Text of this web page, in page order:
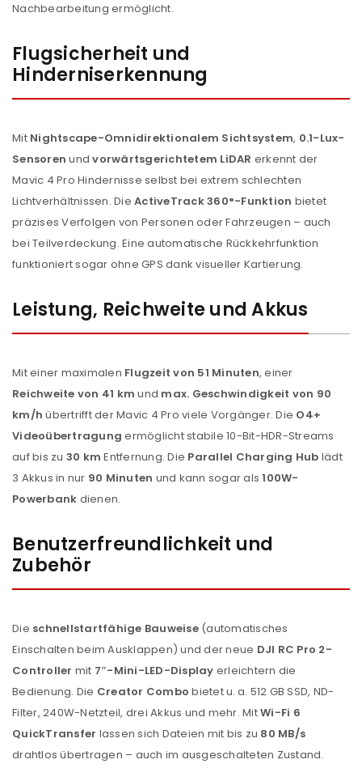
Nachbearbeitung ermöglicht.
Flugsicherheit und
Hinderniserkennung
Mit Nightscape-Omnidirektionalem Sichtsystem, 0.1-Lux-
Sensoren undvorwärtsgerichtetem LiDAR erkennt der
Mavic 4 Pro Hindernisse selbst bei extrem schlechten
Lichtverhältnissen. Die ActiveTrack 360°-Funktion bietet
präzises Verfolgen von Personen oder Fahrzeugen – auch
bei Teilverdeckung. Eine automatische Rückkehrfunktion
funktioniert sogar ohne GPS dank visueller Kartierung.
Leistung, Reichweite und Akkus
Mit einer maximalen Flugzeit von 51 Minuten, einer
Reichweite von 41 km und max. Geschwindigkeit von 90
km/h übertrifft der Mavic 4 Pro viele Vorgänger. Die O4+
Videoübertragung ermöglicht stabile 10-Bit-HDR-Streams
auf bis zu 30 km Entfernung. Die Parallel Charging Hub lädt
3 Akkus in nur 90 Minuten und kann sogar als100W-
Powerbank dienen.
Benutzerfreundlichkeit und
Zubehör
Die schnellstartfähige Bauweise(automatisches
Einschalten beim Ausklappen) und der neue DJI RC Pro 2-
Controller mit 7″-Mini-LED-Display erleichtern die
Bedienung. Die Creator Combo bietet u. a. 512 GB SSD, ND-
Filter, 240W-Netzteil, drei Akkus und mehr. MitWi-Fi 6
QuickTransfer lassen sich Dateien mit bis zu 80 MB/s
drahtlos übertragen – auch im ausgeschalteten Zustand.